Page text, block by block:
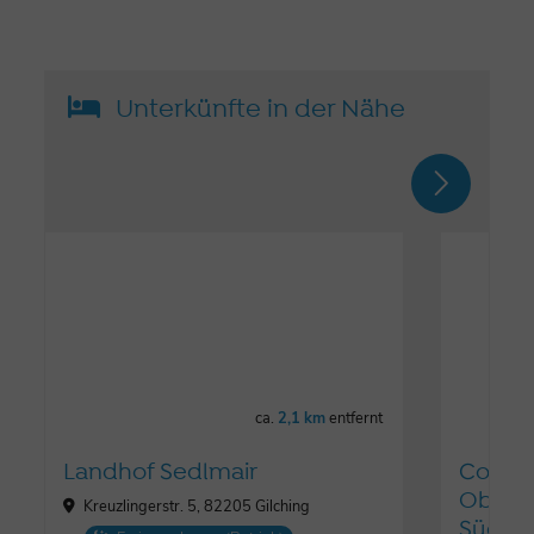
Unterkünfte in der Nähe
ca. 2,1 kmentfernt
Landhof Sedlmair
Kreuzlingerstr. 5, 82205 Gilching